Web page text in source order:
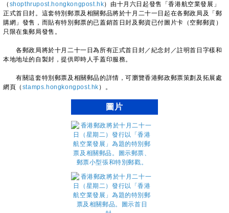
（ shopthrupost.hongkongpost.hk）由十月六日起發售「香港航空業發展」
正式首日封。這套特別郵票及相關郵品將於十月二十一日起在各郵政局及「郵
購網」發售，而貼有特別郵票的已蓋銷首日封及郵資已付圖片卡（空郵郵資）
只限在集郵局發售。
各郵政局將於十月二十一日為所有正式首日封／紀念封／註明首日字樣和
本地地址的自製封，提供即時人手蓋印服務。
有關這套特別郵票及相關郵品的詳情，可瀏覽香港郵政郵票策劃及拓展處
網頁（ stamps.hongkongpost.hk ）。
圖片